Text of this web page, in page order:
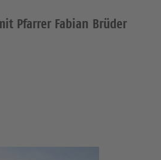
Pfarrer Fabian Brüder